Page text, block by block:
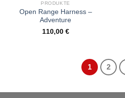
PRODUKTE
Open Range Harness –
Adventure
110,00 €
1 2